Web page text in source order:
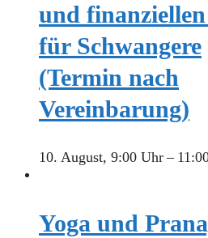
und
für Schwangere
(Termin nach
Vereinbarung)
10. August, 9:00 Uhr–
Yoga und